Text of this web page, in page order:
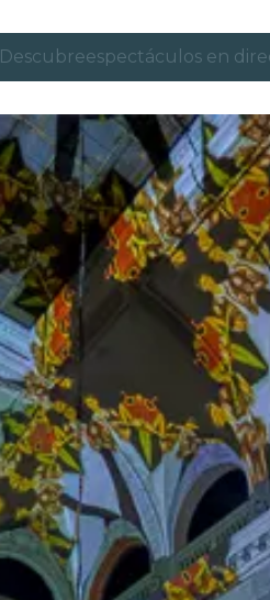
Descubreespectáculos en
candlelight
Londres
experiencias y
São Paulo
exposiciones
Seúl
recorridos por la
conciertos
restaurantes
cine